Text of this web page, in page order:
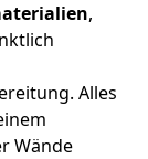
,
Alles
Wände